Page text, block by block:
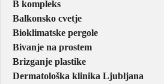
B kompleks
Balkonsko cvetje
Bioklimatske pergole
Bivanje na prostem
Brizganje plastike
Dermatološka klinika Ljubljana